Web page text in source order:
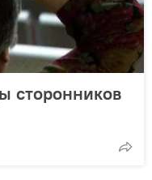
сторонников